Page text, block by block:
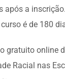
após a
é de 180
gratuito online
Racial nas